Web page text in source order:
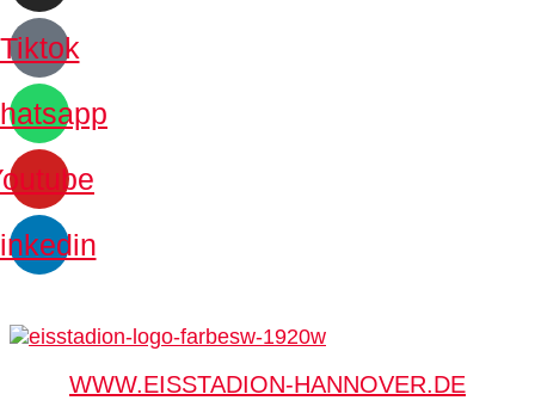
Tiktok
WWW.EISSTADION-HANNOVER.DE